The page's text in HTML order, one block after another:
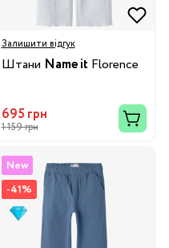
Залишити відгук
Штани Name it Florence
695 грн
1 159 грн
New
-41%